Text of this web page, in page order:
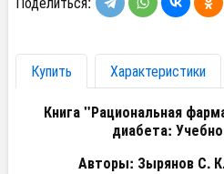
Купить
Характеристики
Книга "Рациональная
диабета:
Авторы: Зырянов С.